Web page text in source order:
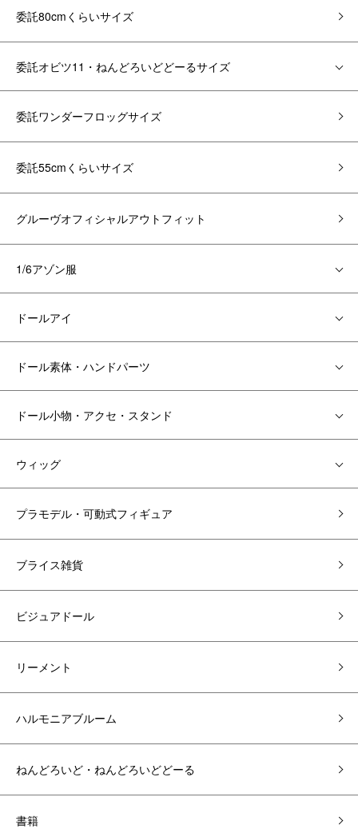
委託80cmくらいサイズ
委託オビツ11・ねんどろいどどーるサイズ
委託ワンダーフロッグサイズ
委託55cmくらいサイズ
グルーヴオフィシャルアウトフィット
1/6アゾン服
ドールアイ
ドール素体・ハンドパーツ
ドール小物・アクセ・スタンド
ウィッグ
プラモデル・可動式フィギュア
ブライス雑貨
ビジュアドール
リーメント
ハルモニアブルーム
ねんどろいど・ねんどろいどどーる
書籍